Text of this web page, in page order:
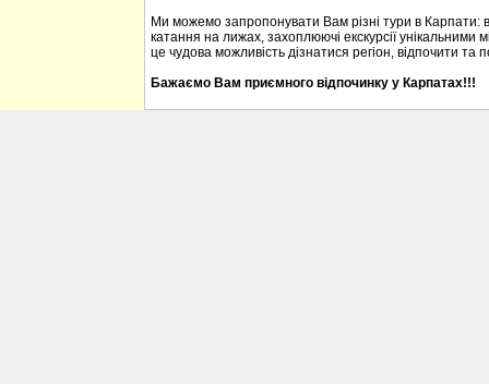
Ми можемо запропонувати Вам різні тури в Карпати:
катання на лижах, захоплюючі екскурсії
це чудова можливість дізнатися регіон, відпочити та
Бажаємо Вам приємного відпочинку у Карпатах!!!